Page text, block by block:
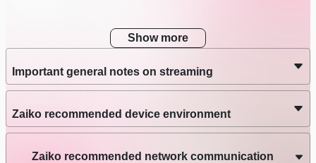
Show more
Important general notes on streaming
Zaiko recommended device environment
Zaiko recommended network communication